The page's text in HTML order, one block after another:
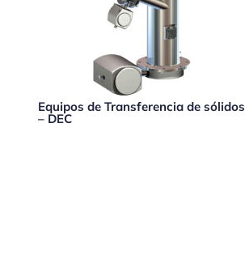
Equipos de Transferencia de sólidos
– DEC